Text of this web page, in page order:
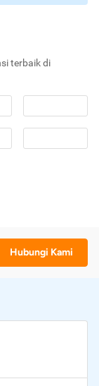
terbaik di
Hubungi Kami